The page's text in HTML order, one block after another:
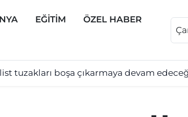
EĞİTİM ÖZEL HABER
tuzakları boşa çıkarmaya devam